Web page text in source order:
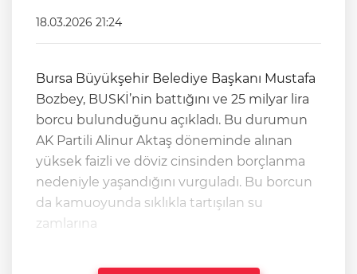
18.03.2026 21:24
Bursa Büyükşehir Belediye Başkanı Mustafa
Bozbey, BUSKİ’nin battığını ve 25 milyar lira
borcu bulunduğunu açıkladı. Bu durumun
AK Partili Alinur Aktaş döneminde alınan
yüksek faizli ve döviz cinsinden borçlanma
nedeniyle yaşandığını vurguladı. Bu borcun
da kamuoyunda sıklıkla tartışılan su
zamlarına